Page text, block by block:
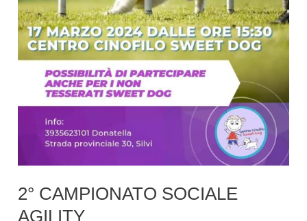
2° CAMPIONATO SOCIALE
AGILITY